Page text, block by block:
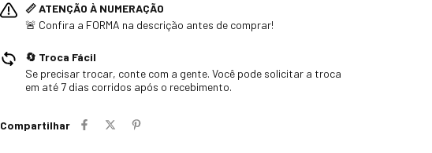
📏 ATENÇÃO À NUMERAÇÃO
🚨 Confira a FORMA na descrição antes de comprar!
🔄 Troca Fácil
Se precisar trocar, conte com a gente. Você pode solicitar a troca
em até 7 dias corridos após o recebimento.
Compartilhar